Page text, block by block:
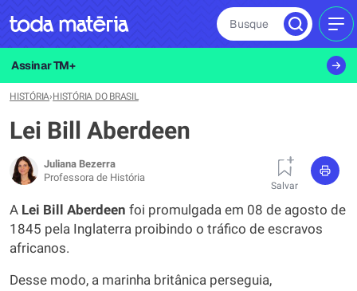
Busque
Assinar TM+
HISTÓRIA›HISTÓRIA DO BRASIL
Lei Bill Aberdeen
Juliana Bezerra
Professora de História
Salvar
A Lei Bill Aberdeen foi promulgada em 08 de agosto de
1845 pela Inglaterra proibindo o tráfico de escravos
africanos.
Desse modo, a marinha britânica perseguia,